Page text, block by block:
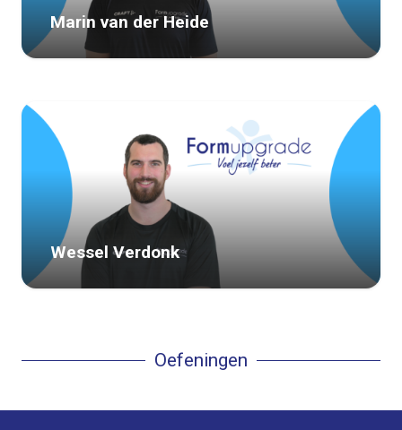
Marin van der Heide
Wessel Verdonk
Oefeningen